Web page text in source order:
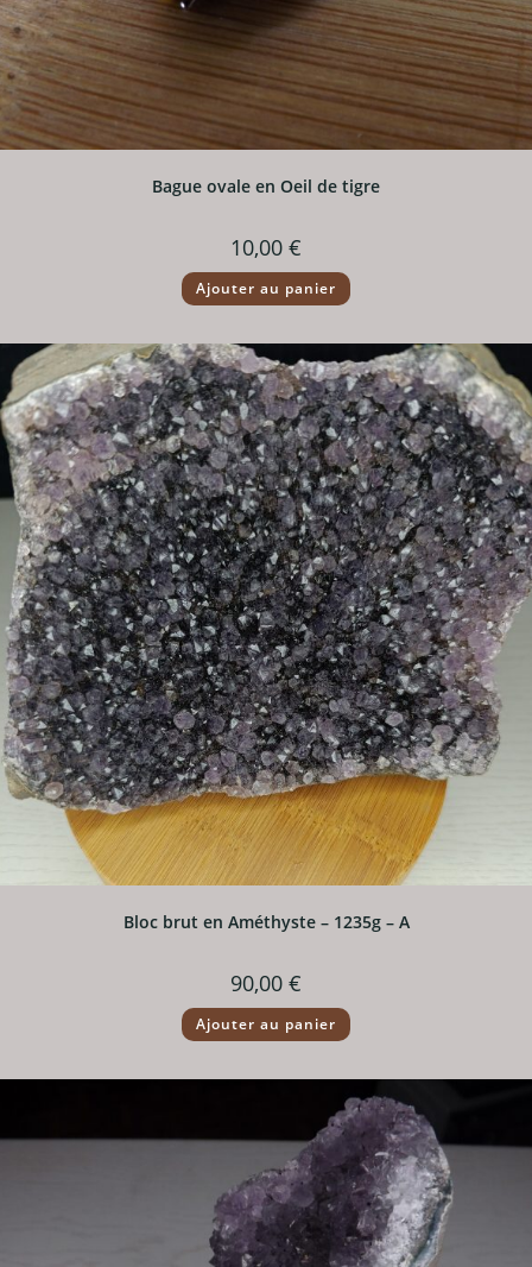
Bague ovale en Oeil de tigre
10,00 €
Ajouter au panier
Bloc brut en Améthyste – 1235g – A
90,00 €
Ajouter au panier